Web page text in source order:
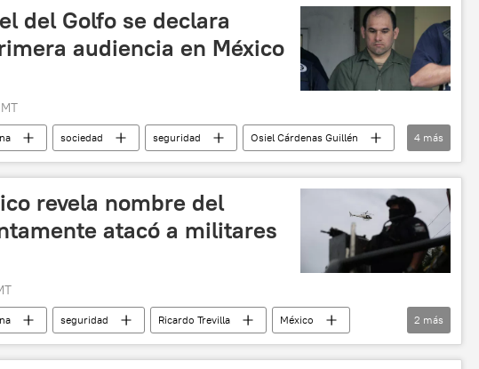
del Golfo se declara
audiencia en México
sociedad seguridad
Osiel Cárdenas Guillén
EEUU narcotráfico
4 más
revela nombre del
atacó a militares
seguridad Ricardo Trevilla
México
2 más